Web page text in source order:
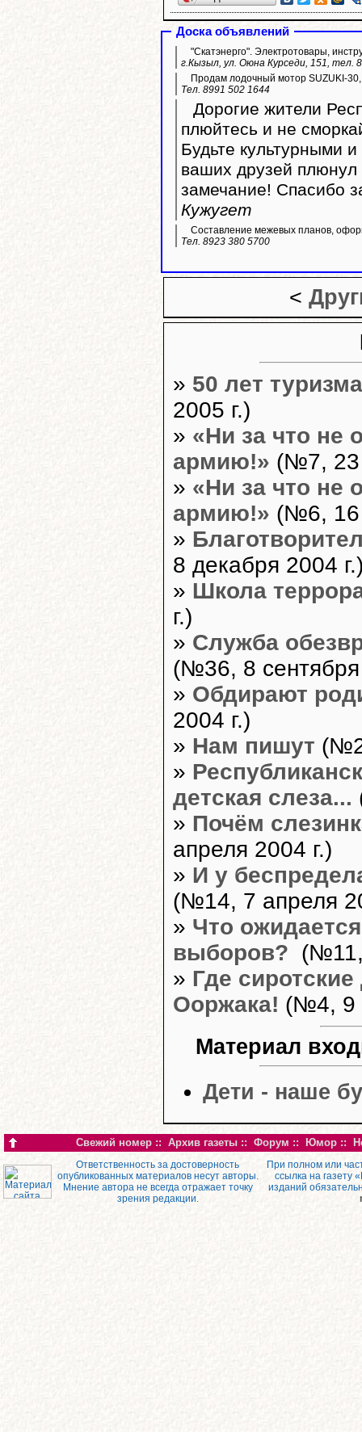
Доска объявлений
"Скатэнерго". Электротовары,
г.Кызыл, ул. Оюна Курседи, 151, тел.
Продам лодочный мотор SUZUKI-
Тел. 8991 502 1644
Дорогие жители
плюйтесь и не
Будьте культурными
ваших друзей
замечание! Спасибо
Кужугет
Составление межевых планов,
Тел. 8923 380 5700
<
» 50 лет
2005 г.)
» «Ни за что не
армию!» (№7, 23
» «Ни за что не
армию!» (№6, 16
»
8 декабря 2004
» Школа
г.)
» Cлужба
(№36, 8 сентября
» Обдирают
2004 г.)
» Нам пишут
»
детская слеза...
» Почём
апреля 2004 г.)
» И у
(№14, 7 апреля
» Что
выборов? (№11,
» Где
Ооржака! (№4, 9
Материал
Дети - наше
Свежий номер :: Архив газеты :: Форум :: Юмор ::
Ответственность за достоверность
опубликованных материалов несут авторы.
Мнение автора не всегда отражает точку
зрения редакции.
При полном или
ссылка на газету
изданий